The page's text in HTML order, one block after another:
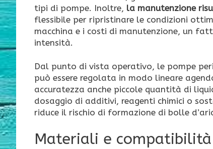
tipi di pompe. Inoltre, la manutenzione
flessibile per ripristinare le condizioni
macchina e i costi di manutenzione, un
intensità.
Dal punto di vista operativo, le pompe
può essere regolata in modo lineare
accuratezza anche piccole quantità di
dosaggio di additivi, reagenti chimici o
riduce il rischio di formazione di bolle
Materiali e